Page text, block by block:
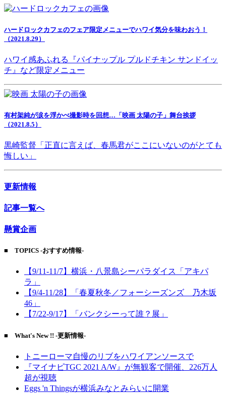
ハードロックカフェのフェア限定メニューでハワイ気分を味わおう！
（2021.8.29）
ハワイ感あふれる『パイナップル プルドチキン サンドイッ
チ』など限定メニュー
有村架純が涙を浮かべ撮影時を回想…「映画 太陽の子」舞台挨拶
（2021.8.5）
黒崎監督「正直に言えば、春馬君がここにいないのがとても
悔しい」
更新情報
記事一覧へ
懸賞企画
■ TOPICS -おすすめ情報-
【9/11-11/7】横浜・八景島シーパラダイス「アキパ
ラ」
【9/4-11/28】「春夏秋冬／フォーシーズンズ 乃木坂
46」
【7/22-9/17】「バンクシーって誰？展」
■ What's New !! -更新情報-
トニーローマ自慢のリブをハワイアンソースで
『マイナビTGC 2021 A/W』が無観客で開催、226万人
超が視聴
Eggs 'n Thingsが横浜みなとみらいに開業